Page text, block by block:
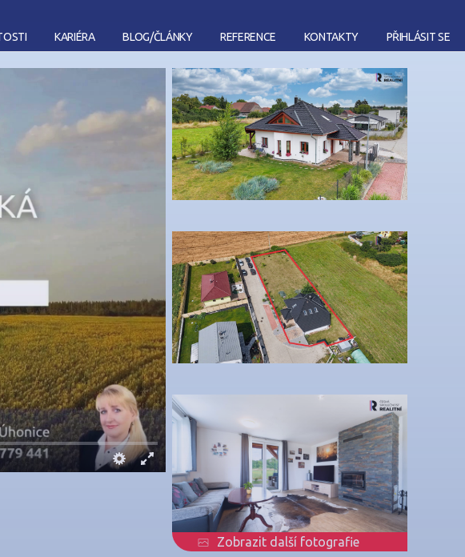
KARIÉRA BLOG/ČLÁNKY REFERENCE KONTAKTY PŘIHLÁSIT SE
Zobrazit další fotografie